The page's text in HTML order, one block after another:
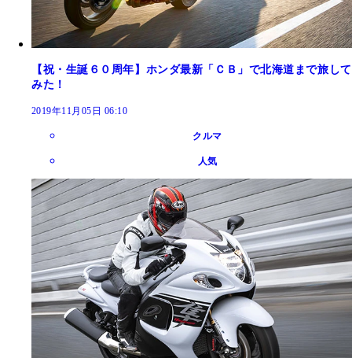
【祝・生誕６０周年】ホンダ最新「ＣＢ」で北海道まで旅して
みた！
2019年11月05日 06:10
クルマ
人気